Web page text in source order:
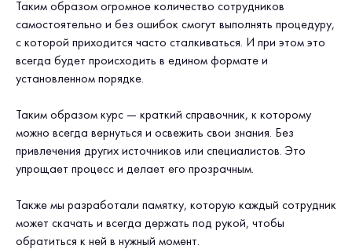
Таким образом огромное количество сотрудников
самостоятельно и без ошибок смогут выполнять процедуру,
с которой приходится часто сталкиваться. И при этом это
всегда будет происходить в едином формате и
установленном порядке.
Таким образом курс — краткий справочник, к которому
можно всегда вернуться и освежить свои знания. Без
привлечения других источников или специалистов. Это
упрощает процесс и делает его прозрачным.
Также мы разработали памятку, которую каждый сотрудник
может скачать и всегда держать под рукой, чтобы
обратиться к ней в нужный момент.